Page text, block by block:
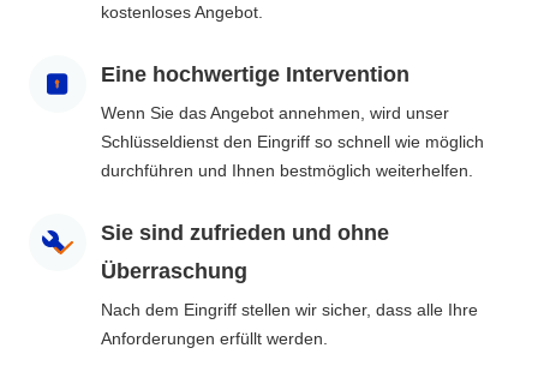
kostenloses Angebot.
Eine hochwertige Intervention
Wenn Sie das Angebot annehmen, wird unser
Schlüsseldienst den Eingriff so schnell wie möglich
durchführen und Ihnen bestmöglich weiterhelfen.
Sie sind zufrieden und ohne
Überraschung
Nach dem Eingriff stellen wir sicher, dass alle Ihre
Anforderungen erfüllt werden.